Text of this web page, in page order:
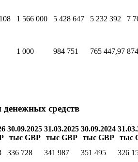
1 566 000 5 428 647 5 232 392 7
1 000 984 751 765 447,97
средств
30.09.2025
тыс GBP
31.03.2025
тыс GBP
30.09.2024
тыс GBP
тыс
336 728 341 987 351 495
326